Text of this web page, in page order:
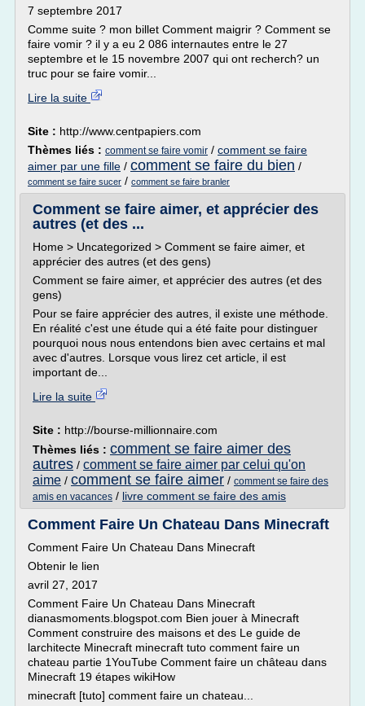
7 septembre 2017
Comme suite ? mon billet Comment maigrir ? Comment se
faire vomir ? il y a eu 2 086 internautes entre le 27
septembre et le 15 novembre 2007 qui ont recherch? un
truc pour se faire vomir...
Lire la suite
Site : http://www.centpapiers.com
Thèmes liés : comment se faire vomir / comment se faire
aimer par une fille / comment se faire du bien /
comment se faire sucer / comment se faire branler
Comment se faire aimer, et apprécier des
autres (et des ...
Home > Uncategorized > Comment se faire aimer, et
apprécier des autres (et des gens)
Comment se faire aimer, et apprécier des autres (et des
gens)
Pour se faire apprécier des autres, il existe une méthode.
En réalité c'est une étude qui a été faite pour distinguer
pourquoi nous nous entendons bien avec certains et mal
avec d'autres. Lorsque vous lirez cet article, il est
important de...
Lire la suite
Site : http://bourse-millionnaire.com
Thèmes liés : comment se faire aimer des
autres / comment se faire aimer par celui qu'on
aime / comment se faire aimer / comment se faire des
amis en vacances / livre comment se faire des amis
Comment Faire Un Chateau Dans Minecraft
Comment Faire Un Chateau Dans Minecraft
Obtenir le lien
avril 27, 2017
Comment Faire Un Chateau Dans Minecraft
dianasmoments.blogspot.com Bien jouer à Minecraft
Comment construire des maisons et des Le guide de
larchitecte Minecraft minecraft tuto comment faire un
chateau partie 1YouTube Comment faire un château dans
Minecraft 19 étapes wikiHow
minecraft [tuto] comment faire un chateau...